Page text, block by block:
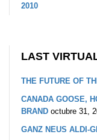
2010
LAST
THE FUTURE OF
CANADA GOOSE,
BRAND octubre 31,
GANZ NEUS ALDI-